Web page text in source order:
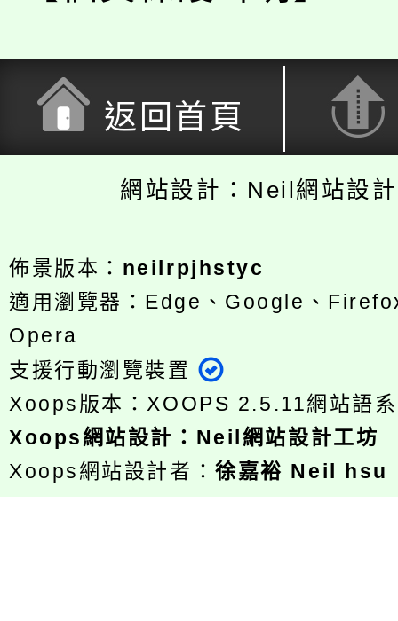
返回首頁
網站設計：Neil網站設
佈景版本： neilrpjhstyc
適用瀏覽器：Edge、Google、
Opera
支援行動瀏覽裝置
Xoops版本：XOOPS 2.5.11網站語
Xoops網站設計 ： Neil網站設計工坊
Xoops網站設計者：徐嘉裕 Neil hsu